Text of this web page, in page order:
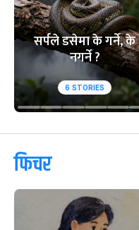
सर्पले डसेमा के गर्ने, के
नगर्ने ?
6 STORIES
फिचर